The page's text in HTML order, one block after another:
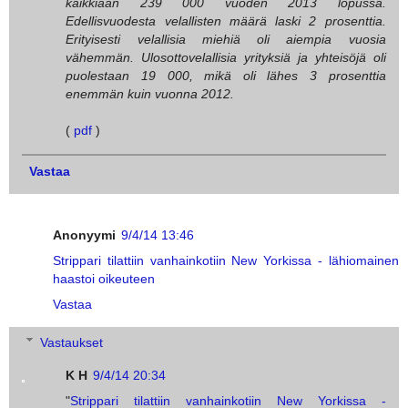
Edellisvuodesta velallisten määrä laski 2 prosenttia.
Erityisesti velallisia miehiä oli aiempia vuosia
vähemmän. Ulosottovelallisia yrityksiä ja yhteisöjä oli
puolestaan 19 000, mikä oli lähes 3 prosenttia
enemmän kuin vuonna 2012.
( pdf )
Vastaa
Anonyymi 9/4/14 13:46
Strippari tilattiin vanhainkotiin New Yorkissa - lähiomainen
haastoi oikeuteen
Vastaa
Vastaukset
K H 9/4/14 20:34
"Strippari tilattiin vanhainkotiin New Yorkissa -